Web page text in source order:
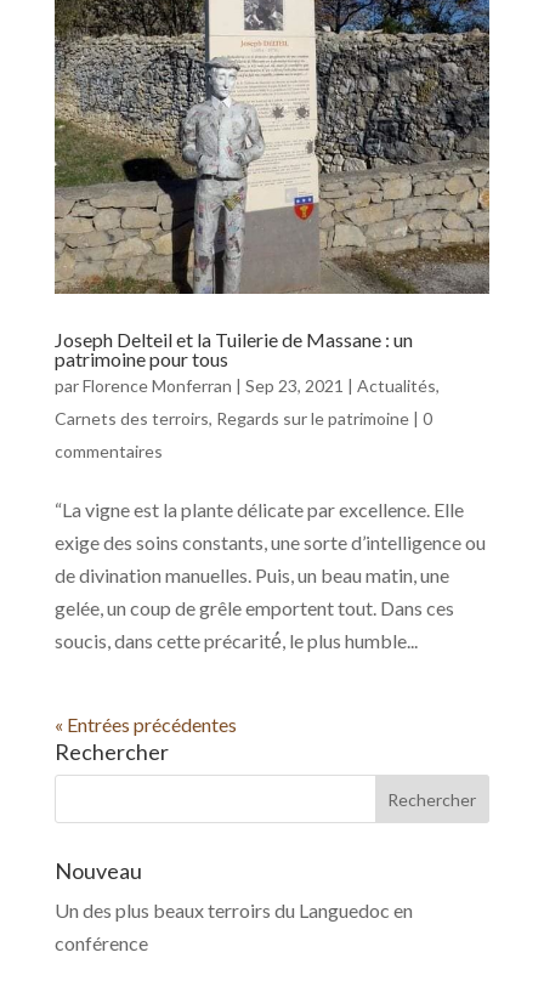
Joseph Delteil et la Tuilerie de Massane : un
patrimoine pour tous
parFlorence Monferran | Sep 23, 2021 | Actualités,
Carnets des terroirs, Regards sur le patrimoine| 0
commentaires
“La vigne est la plante délicate par excellence. Elle
exige des soins constants, une sorte d’intelligence ou
de divination manuelles. Puis, un beau matin, une
gelée, un coup de grêle emportent tout. Dans ces
soucis, dans cette précarité́, le plus humble...
« Entrées précédentes
Rechercher
Nouveau
Un des plus beaux terroirs du Languedoc en
conférence